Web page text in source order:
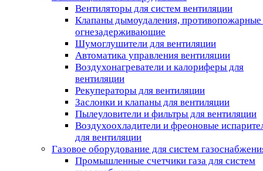
Вентиляторы для систем вентиляции
Клапаны дымоудаления, противопожарные
огнезадерживающие
Шумоглушители для вентиляции
Автоматика управления вентиляции
Воздухонагреватели и калориферы для
вентиляции
Рекуператоры для вентиляции
Заслонки и клапаны для вентиляции
Пылеуловители и фильтры для вентиляции
Воздухоохладители и фреоновые
для вентиляции
Газовое оборудование для систем
Промышленные счетчики газа для систем